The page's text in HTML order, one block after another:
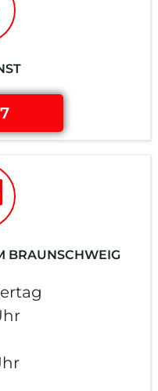
BRAUNSCHWEIG